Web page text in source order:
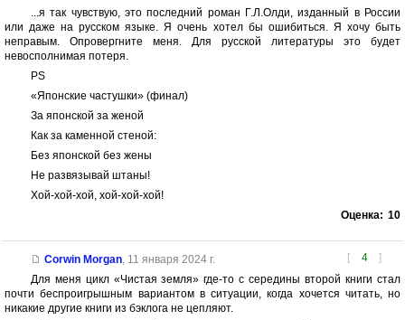
...я так чувствую, это последний роман Г.Л.Олди, изданный в России
или даже на русском языке. Я очень хотел бы ошибиться. Я хочу быть
неправым. Опровергните меня. Для русской литературы это будет
невосполнимая потеря.
PS
«Японские частушки» (финал)
За японской за женой
Как за каменной стеной:
Без японской без жены
Не развязывай штаны!
Хой-хой-хой, хой-хой-хой!
Оценка: 10
[ 4 ]
Corwin Morgan, 11 января 2024 г.
Для меня цикл «Чистая земля» где-то с середины второй книги стал
почти беспроигрышным вариантом в ситуации, когда хочется читать, но
никакие другие книги из бэклога не цепляют.